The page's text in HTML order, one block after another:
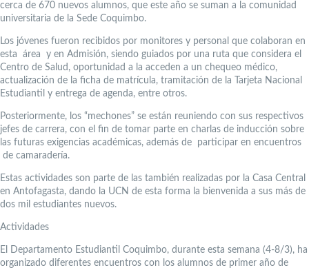
cerca de 670 nuevos alumnos, que este año se suman a la comunidad
universitaria de la Sede Coquimbo.
Los jóvenes fueron recibidos por monitores y personal que colaboran en
esta área y en Admisión, siendo guiados por una ruta que considera el
Centro de Salud, oportunidad a la acceden a un chequeo médico,
actualización de la ficha de matrícula, tramitación de la Tarjeta Nacional
Estudiantil y entrega de agenda, entre otros.
Posteriormente, los “mechones” se están reuniendo con sus respectivos
jefes de carrera, con el fin de tomar parte en charlas de inducción sobre
las futuras exigencias académicas, además de participar en encuentros
de camaradería.
Estas actividades son parte de las también realizadas por la Casa Central
en Antofagasta, dando la UCN de esta forma la bienvenida a sus más de
dos mil estudiantes nuevos.
Actividades
El Departamento Estudiantil Coquimbo, durante esta semana (4-8/3), ha
organizado diferentes encuentros con los alumnos de primer año de